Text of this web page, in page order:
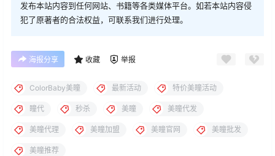
发布本站内容到任何网站、书籍等各类媒体平台。如若本站内容侵
犯了原著者的合法权益，可联系我们进行处理。
海报分享 收藏 举报
ColorBaby美瞳 最新活动 特价美瞳活动
瞳代 秒杀 美瞳 美瞳代发
美瞳代理 美瞳加盟 美瞳官网 美瞳批发
美瞳推荐